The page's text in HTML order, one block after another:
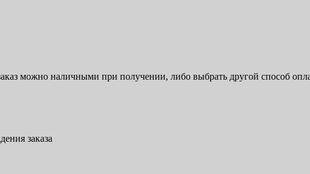
можно наличными при получении, либо выбрать другой способ
заказа